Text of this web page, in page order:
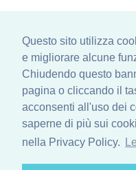
Questo sito utilizza
e migliorare alcune
Chiudendo questo
pagina o cliccando il
acconsenti all'uso dei
saperne di più sui
nella Privacy Policy.